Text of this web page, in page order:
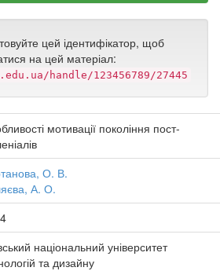
цей ідентифікатор, щоб
на цей матеріал:
handle/123456789/27445
мотивації покоління пост-
О. В.
А. О.
національний університет
та дизайну